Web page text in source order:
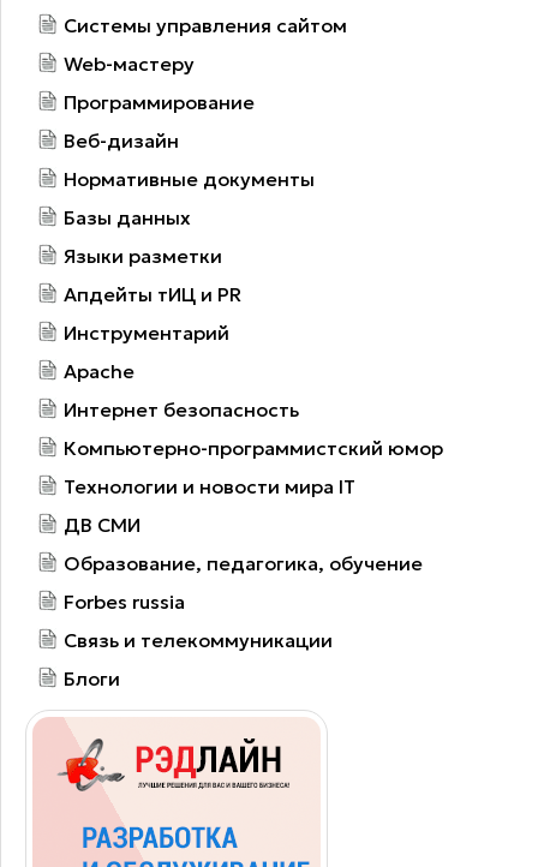
Системы управления сайтом
Web-мастеру
Программирование
Веб-дизайн
Нормативные документы
Базы данных
Языки разметки
Апдейты тИЦ и PR
Инструментарий
Apache
Интернет безопасность
Компьютерно-программистский юмор
Технологии и новости мира IT
ДВ СМИ
Образование, педагогика, обучение
Forbes russia
Связь и телекоммуникации
Блоги